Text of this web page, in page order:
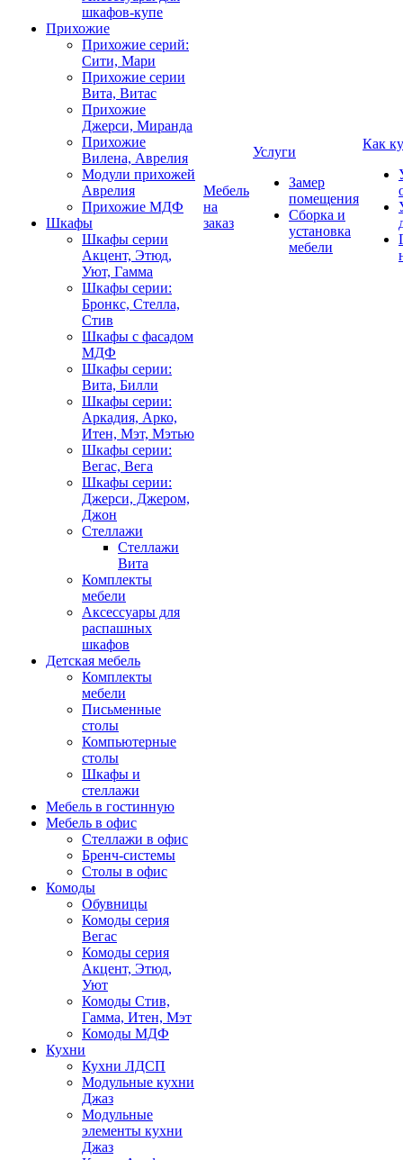
шкафов-купе
Прихожие
Прихожие серий:
Сити, Мари
Прихожие серии
Вита, Витас
Прихожие
Джерси, Миранда
Прихожие
Вилена, Аврелия
Модули прихожей
Аврелия
Прихожие МДФ
Шкафы
Шкафы серии
Акцент, Этюд,
Уют, Гамма
Шкафы серии:
Бронкс, Стелла,
Стив
Шкафы с фасадом
МДФ
Шкафы серии:
Вита, Билли
Шкафы серии:
Аркадия, Арко,
Итен, Мэт, Мэтью
Шкафы серии:
Вегас, Вега
Шкафы серии:
Джерси, Джером,
Джон
Стеллажи
Стеллажи
Вита
Комплекты
мебели
Аксессуары для
распашных
шкафов
Детская мебель
Комплекты
мебели
Письменные
столы
Компьютерные
столы
Шкафы и
стеллажи
Мебель в гостинную
Мебель в офис
Стеллажи в офис
Бренч-системы
Столы в офис
Комоды
Обувницы
Комоды серия
Вегас
Комоды серия
Акцент, Этюд,
Уют
Комоды Стив,
Гамма, Итен, Мэт
Комоды МДФ
Кухни
Кухни ЛДСП
Модульные кухни
Джаз
Модульные
элементы кухни
Джаз
Мебель
на
заказ
Услуги
Замер
помещения
Сборка и
установка
мебели
Как